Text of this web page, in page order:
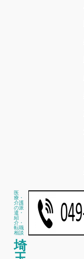
医
療・
介護
の派
遣・
紹
介・
転職
相談
埼